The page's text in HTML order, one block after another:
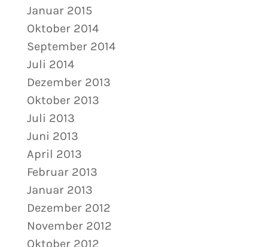
Januar 2015
Oktober 2014
September 2014
Juli 2014
Dezember 2013
Oktober 2013
Juli 2013
Juni 2013
April 2013
Februar 2013
Januar 2013
Dezember 2012
November 2012
Oktober 2012